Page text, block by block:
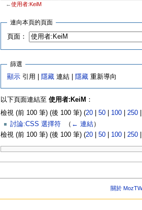
←使用者:KeiM
連向本頁的頁面
頁面：
篩選
顯示 引用 | 隱藏 連結 | 隱藏 重新導向
以下頁面連結至 使用者:KeiM ：
檢視 (前 100 筆) (後 100 筆) (20| 50| 100| 250
討論:CSS 選擇符‎ （ ← 連結）
檢視 (前 100 筆) (後 100 筆) (20| 50| 100| 250
關於